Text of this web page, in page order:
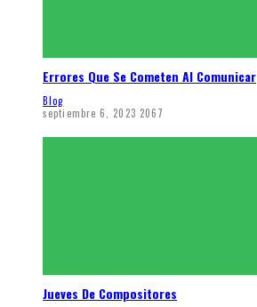
Errores Que Se Cometen Al Comunicar
Blog
septiembre 6, 2023 2067
Jueves De Compositores